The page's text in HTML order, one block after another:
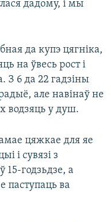
дадому, і мы
да купэ цягніка,
на ўвесь рост і
З 6 да 22 гадзіны
але навінаў не
водзяць у душ.
цяжкае для яе
і сувязі з
годзьдзе, а
паступаць ва